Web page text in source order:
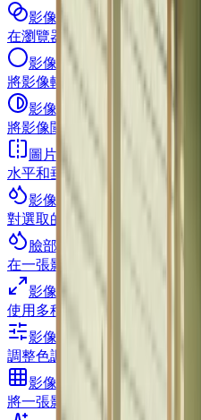
影像反轉
在瀏覽器中反轉圖片顏色
影像灰階
將影像轉換為灰階
影像 黑白
將影像閾值轉換為純黑白
圖片翻轉
水平和垂直翻轉影像
影像模糊
對選取的影像套用模糊效果
臉部模糊
在一張影像中偵測並模糊選取
影像調整器
使用多種調整大小策略調整單
影像 HSL
調整色調、飽和度和亮度
影像分割器
將一張影像分割成一個網格